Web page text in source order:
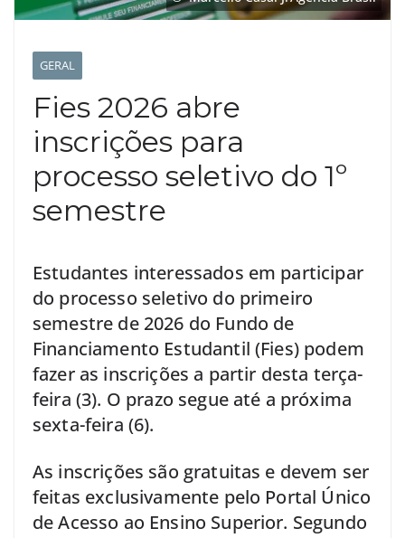
GERAL
Fies 2026 abre
inscrições para
processo seletivo do 1º
semestre
Estudantes interessados em participar
do processo seletivo do primeiro
semestre de 2026 do Fundo de
Financiamento Estudantil (Fies) podem
fazer as inscrições a partir desta terça-
feira (3). O prazo segue até a próxima
sexta-feira (6).
As inscrições são gratuitas e devem ser
feitas exclusivamente pelo Portal Único
de Acesso ao Ensino Superior. Segundo